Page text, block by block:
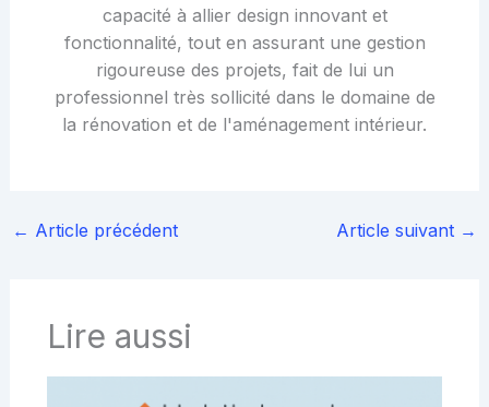
capacité à allier design innovant et
fonctionnalité, tout en assurant une gestion
rigoureuse des projets, fait de lui un
professionnel très sollicité dans le domaine de
la rénovation et de l'aménagement intérieur.
← Article précédent Article suivant →
Lire aussi